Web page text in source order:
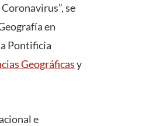
se
en
Pontificia
Geográficasy
e